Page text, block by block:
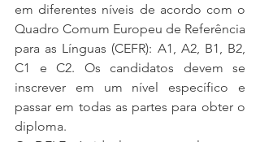
em diferentes níveis de acordo com o
Quadro Comum Europeu de Referência
para as Línguas (CEFR): A1, A2, B1, B2,
C1 e C2. Os candidatos devem se
inscrever em um nível específico e
passar em todas as partes para obter o
diploma.